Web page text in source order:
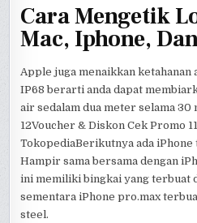
Cara Mengetik
Mac, Iphone,
Apple juga menaikkan
IP68 berarti anda dapat
air sedalam dua meter selama 30
12Voucher & Diskon Cek Promo
TokopediaBerikutnya ada iPhone
Hampir sama bersama dengan
ini memiliki bingkai yang terbuat
sementara iPhone pro.max
steel.